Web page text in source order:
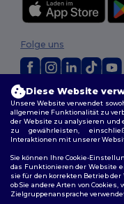
2026. Alle
Allgemeine
Datenschutzbestimmungen
Folge uns
Diese Website
Unsere Website verwendet
allgemeine Funktionalität zu
der Website zu analysieren
zu gewährleisten,
Interaktionen mit unserer
Sie können Ihre Cookie-
das Funktionieren der Website
sie für den korrekten Betrieb der
ob Sie andere Arten von
Zielgruppenansprache